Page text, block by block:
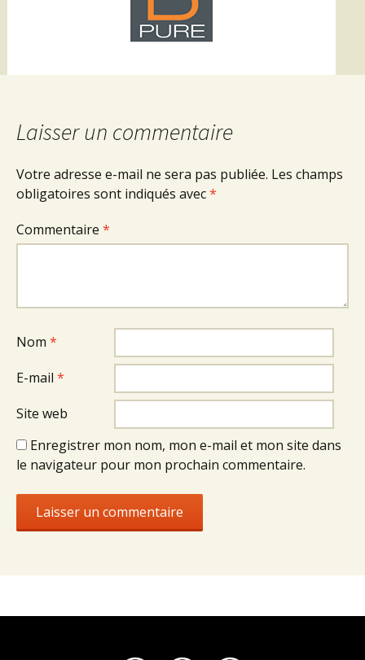
Laisser un commentaire
Votre adresse e-mail ne sera pas publiée. Les champs
obligatoires sont indiqués avec*
Commentaire *
Nom *
E-mail *
Site web
Enregistrer mon nom, mon e-mail et mon site dans
le navigateur pour mon prochain commentaire.